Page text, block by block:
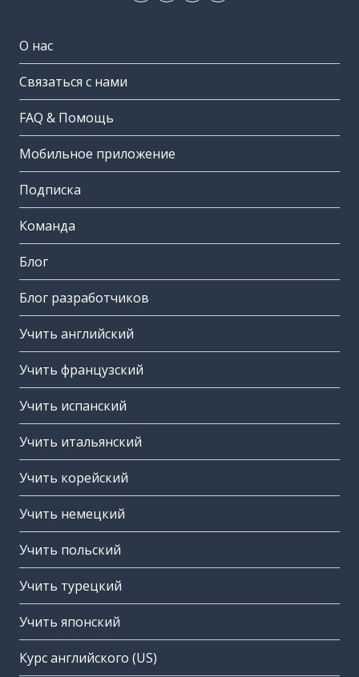
О нас
Связаться с нами
FAQ & Помощь
Мобильное приложение
Подписка
Команда
Блог
Блог разработчиков
Учить английский
Учить французский
Учить испанский
Учить итальянский
Учить корейский
Учить немецкий
Учить польский
Учить турецкий
Учить японский
Курс английского (US)